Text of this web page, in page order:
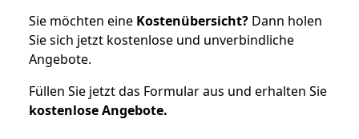
Sie möchten eine Kostenübersicht? Dann holen
Sie sich jetzt kostenlose und unverbindliche
Angebote.
Füllen Sie jetzt das Formular aus und erhalten Sie
kostenloseAngebote.